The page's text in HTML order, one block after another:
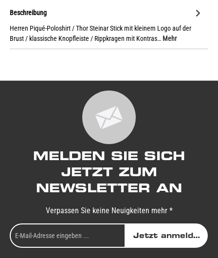
Beschreibung
Herren Piqué-Poloshirt / Thor Steinar Stick mit kleinem Logo auf der
Brust / klassische Knopfleiste / Rippkragen mit Kontras… Mehr
MELDEN SIE SICH
JETZT ZUM
NEWSLETTER AN
Verpassen Sie keine Neuigkeiten mehr *
Jetzt anmelden